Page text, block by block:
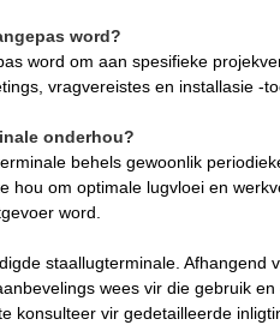
word?
word om aan spesifieke
vragvereistes en installasie -
onderhou?
behels gewoonlik
hou om optimale lugvloei en
word.
staallugterminale. Afhangend
wees vir die gebruik
konsulteer vir gedetailleerde